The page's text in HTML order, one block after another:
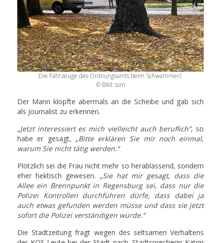
Die Fahrzeuge des Ordnungsamts beim Schwammerl.
© Bild: ssm
Der Mann klopfte abermals an die Scheibe und gab sich
als Journalist zu erkennen.
„Jetzt interessiert es mich vielleicht auch beruflich“, so
habe er gesagt, „Bitte erklären Sie mir noch einmal,
warum Sie nicht tätig werden.“
Plötzlich sei die Frau nicht mehr so herablassend, sondern
eher hektisch gewesen. „Sie hat mir gesagt, dass die
Allee ein Brennpunkt in Regensburg sei, dass nur die
Polizei Kontrollen durchführen dürfe, dass dabei ja
auch etwas gefunden werden müsse und dass sie jetzt
sofort die Polizei verständigen würde.“
Die Stadtzeitung fragt wegen des seltsamen Verhaltens